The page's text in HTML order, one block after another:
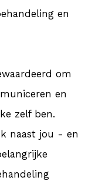
en
om
en
zelf ben.
naast jou - en